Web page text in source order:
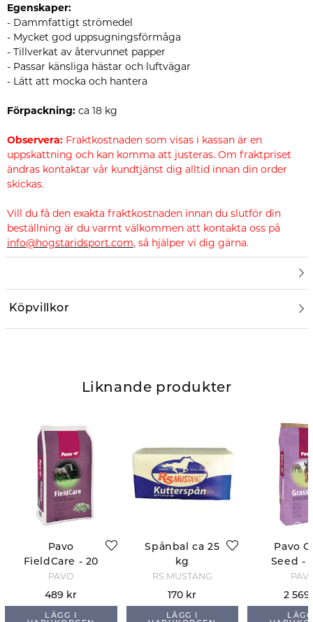
Egenskaper:
- Dammfattigt strömedel
- Mycket god uppsugningsförmåga
- Tillverkat av återvunnet papper
- Passar känsliga hästar och luftvägar
- Lätt att mocka och hantera
Förpackning: ca 18 kg
Observera: Fraktkostnaden som visas i kassan är en
uppskattning och kan komma att justeras. Om fraktpriset
ändras kontaktar vår kundtjänst dig alltid innan din order
skickas.
Vill du få den exakta fraktkostnaden innan du slutför din
beställning är du varmt välkommen att kontakta oss på
info@hogstaridsport.com, så hjälper vi dig gärna.
Köpvillkor
Liknande produkter
Pavo
FieldCare - 20
kg
PAVO
489 kr
LÄGG I
Spånbal ca 25
kg
RS MUSTANG
170 kr
LÄGG I
Pavo
Seed -
2 569